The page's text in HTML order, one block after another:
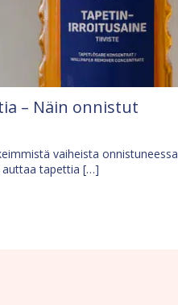
– Näin onnistut
vaiheista onnistuneessa
auttaa tapettia […]